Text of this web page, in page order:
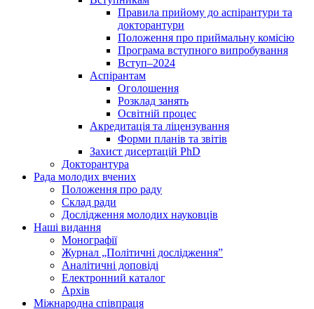
Правила прийому до аспірантури та
докторантури
Положення про приймальну комісію
Програма вступного випробування
Вступ–2024
Аспірантам
Оголошення
Розклад занять
Освітній процес
Акредитація та ліцензування
Форми планів та звітів
Захист дисертацій PhD
Докторантура
Рада молодих вчених
Положення про раду
Склад ради
Дослідження молодих науковців
Наші видання
Монографії
Журнал „Політичні дослідження”
Аналітичні доповіді
Електронний каталог
Архів
Міжнародна співпраця